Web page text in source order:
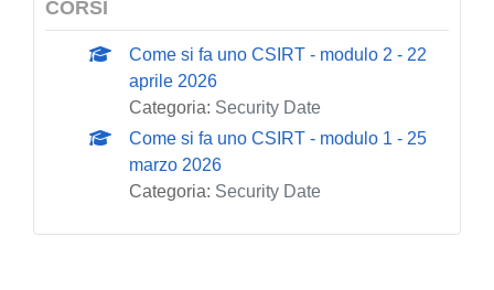
CORSI
Come si fa uno CSIRT - modulo 2 - 22
aprile 2026
Categoria: Security Date
Come si fa uno CSIRT - modulo 1 - 25
marzo 2026
Categoria: Security Date